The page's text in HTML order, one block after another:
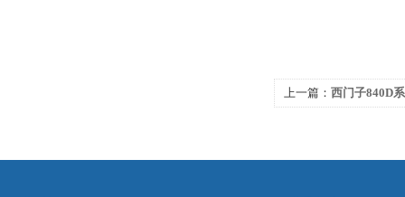
上一篇： 西门子840D